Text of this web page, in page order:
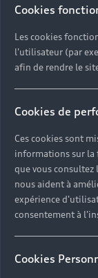
Tous les
Véhicules
Demander un
Contactez-nous
Modèles
Sport
Voir nos
Offres du
Votre Audi
Entretenir et
Action de
Campagne de
Univers
Notre vision
© 2024 Cotrans
Cookies
Les cookies
l'utilisateur (par
afin de rendre le
Cookies de
Ces cookies sont
informations sur la
que vous consultez
nous aident à
expérience
consentement à
Cookies